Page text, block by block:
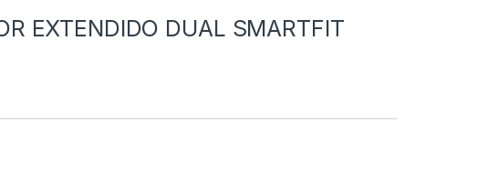
EXTENDIDO DUAL SMARTFIT